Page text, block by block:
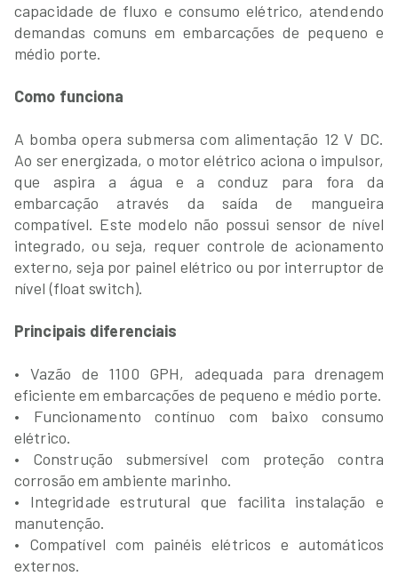
capacidade de fluxo e consumo elétrico, atendendo
demandas comuns em embarcações de pequeno e
médio porte.
Como funciona
A bomba opera submersa com alimentação 12 V DC.
Ao ser energizada, o motor elétrico aciona o impulsor,
que aspira a água e a conduz para fora da
embarcação através da saída de mangueira
compatível. Este modelo não possui sensor de nível
integrado, ou seja, requer controle de acionamento
externo, seja por painel elétrico ou por interruptor de
nível (float switch).
Principais diferenciais
• Vazão de 1100 GPH, adequada para drenagem
eficiente em embarcações de pequeno e médio porte.
• Funcionamento contínuo com baixo consumo
elétrico.
• Construção submersível com proteção contra
corrosão em ambiente marinho.
• Integridade estrutural que facilita instalação e
manutenção.
• Compatível com painéis elétricos e automáticos
externos.